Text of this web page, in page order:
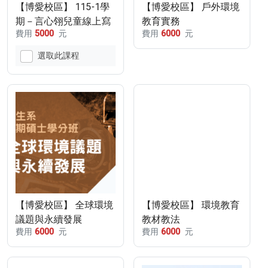
【博愛校區】 115-1學
期－言心翎兒童線上寫
作班【週四B班】
費用 5000 元
選取此課程
【博愛校區】 戶外環境
教育實務
費用 6000 元
【博愛校區】 全球環境
議題與永續發展
費用 6000 元
【博愛校區】 環境教育
教材教法
費用 6000 元